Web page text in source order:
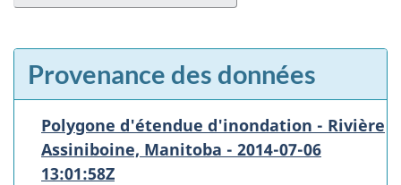
Provenance des données
Polygone d'étendue d'inondation - Rivière
Assiniboine, Manitoba - 2014-07-06
13:01:58Z